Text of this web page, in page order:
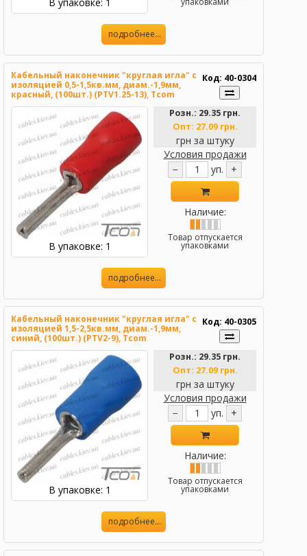
подробнее...
Кабельный наконечник "круглая игла" с
изоляцией 0,5-1,5кв.мм, диам.-1,9мм,
красный, (100шт.) (PTV1.25-13), Tcom
Код: 40-0304
В упаковке: 1
Розн.: 29.35 грн.
Опт: 27.09 грн.
грн за штуку
Условия продажи
−
уп. +
Наличие:
Товар отпускается
упаковками
подробнее...
Кабельный наконечник "круглая игла" с
изоляцией 1,5-2,5кв.мм, диам.-1,9мм,
синий, (100шт.) (PTV2-9), Tcom
Код: 40-0305
В упаковке: 1
Розн.: 29.35 грн.
Опт: 27.09 грн.
грн за штуку
Условия продажи
−
уп. +
Наличие:
Товар отпускается
упаковками
подробнее...